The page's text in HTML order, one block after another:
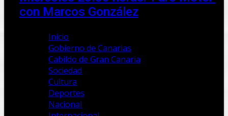
con Marcos González
Inicio
Gobierno de Canarias
Cabildo de Gran Canaria
Sociedad
Cultura
Deportes
Nacional